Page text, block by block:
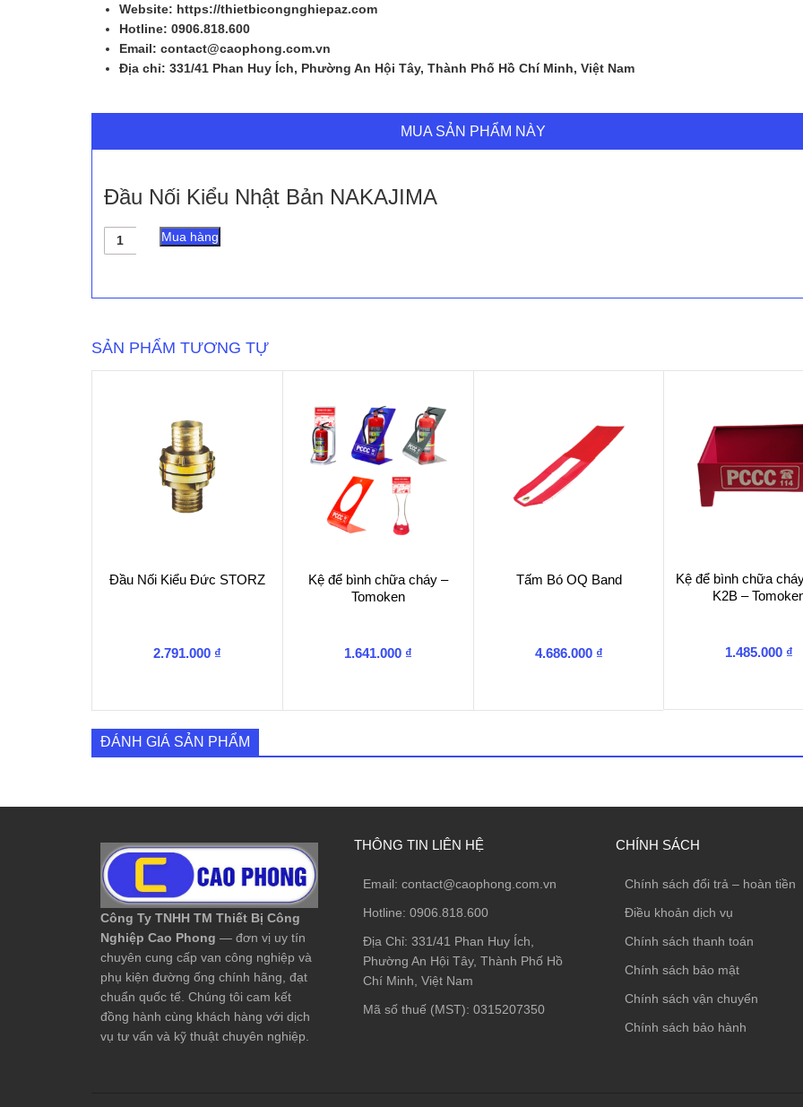
Website: https://thietbicongnghiepaz.com
Hotline: 0906.818.600
Email: contact@caophong.com.vn
Địa chỉ: 331/41 Phan Huy Ích, Phường An Hội Tây, Thành Phố Hồ Chí Minh, Việt Nam
MUA SẢN PHẨM NÀY
Đầu Nối Kiểu Nhật Bản NAKAJIMA
Đầu
Bản
lượng
Mua hàng
SẢN PHẨM TƯƠNG TỰ
Đầu Nối Kiểu Đức STORZ
2.791.000 ₫
Kệ để bình chữa cháy –
Tomoken
1.641.000 ₫
Tấm Bó OQ Band
4.686.000 ₫
Kệ để bình chữa
K2B –
1.485.000 ₫
ĐÁNH GIÁ SẢN PHẨM
Công Ty TNHH TM Thiết Bị Công
Nghiệp Cao Phong — đơn vị uy tín
chuyên cung cấp van công nghiệp và
phụ kiện đường ống chính hãng, đạt
chuẩn quốc tế. Chúng tôi cam kết
đồng hành cùng khách hàng với dịch
vụ tư vấn và kỹ thuật chuyên nghiệp.
THÔNG TIN LIÊN HỆ
Email: contact@caophong.com.vn
Hotline: 0906.818.600
Địa Chỉ: 331/41 Phan Huy Ích,
Phường An Hội Tây, Thành Phố Hồ
Chí Minh, Việt Nam
Mã số thuế (MST): 0315207350
CHÍNH SÁCH
Chính sách đổi trả – hoàn tiền
Điều khoản dịch vụ
Chính sách thanh toán
Chính sách bảo mật
Chính sách vận chuyển
Chính sách bảo hành